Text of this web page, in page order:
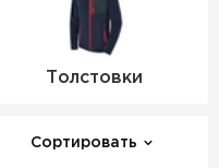
Толстовки
Сортировать